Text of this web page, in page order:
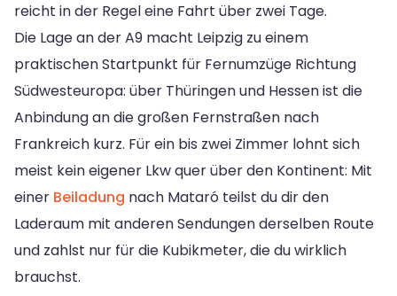
reicht in der Regel eine Fahrt über zwei Tage.
Die Lage an der A9 macht Leipzig zu einem
praktischen Startpunkt für Fernumzüge Richtung
Südwesteuropa: über Thüringen und Hessen ist die
Anbindung an die großen Fernstraßen nach
Frankreich kurz. Für ein bis zwei Zimmer lohnt sich
meist kein eigener Lkw quer über den Kontinent: Mit
einer Beiladung nach Mataró teilst du dir den
Laderaum mit anderen Sendungen derselben Route
und zahlst nur für die Kubikmeter, die du wirklich
brauchst.